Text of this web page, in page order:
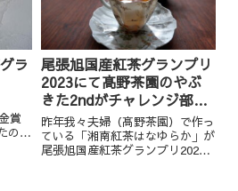
ラ
賞
のは
尾張旭国産紅茶グランプリ
2023にて髙野茶園のやぶ
きた2ndがチャレンジ部門
金賞を受賞しました
昨年我々夫婦（髙野茶園）で作っ
ている「湘南紅茶はなゆらか」が
尾張旭国産紅茶グランプリ2022